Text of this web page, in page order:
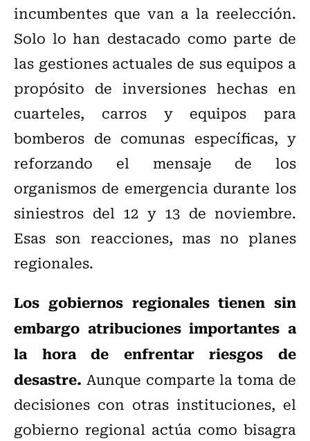
incumbentes que van a la reelección.
Solo lo han destacado como parte de
las gestiones actuales de sus equipos a
propósito de inversiones hechas en
cuarteles, carros y equipos para
bomberos de comunas específicas, y
reforzando el mensaje de los
organismos de emergencia durante los
siniestros del 12 y 13 de noviembre.
Esas son reacciones, mas no planes
regionales.
Los gobiernos regionales tienen sin
embargo atribuciones importantes a
la hora de enfrentar riesgos de
desastre. Aunque comparte la toma de
decisiones con otras instituciones, el
gobierno regional actúa como bisagra